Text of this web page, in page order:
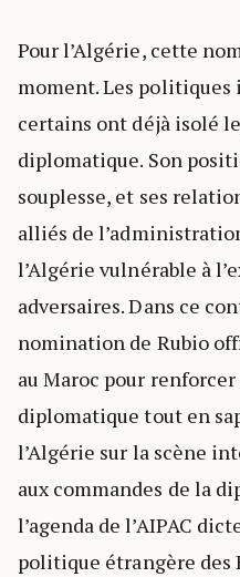
Pour l’Algérie, cette
moment. Les
certains ont déjà isolé
diplomatique. Son
souplesse, et ses
alliés de
l’Algérie vulnérable à
adversaires. Dans ce
nomination de Rubio
au Maroc pour
diplomatique tout en
l’Algérie sur la scène
aux commandes de la
l’agenda de l’AIPAC
politique étrangère